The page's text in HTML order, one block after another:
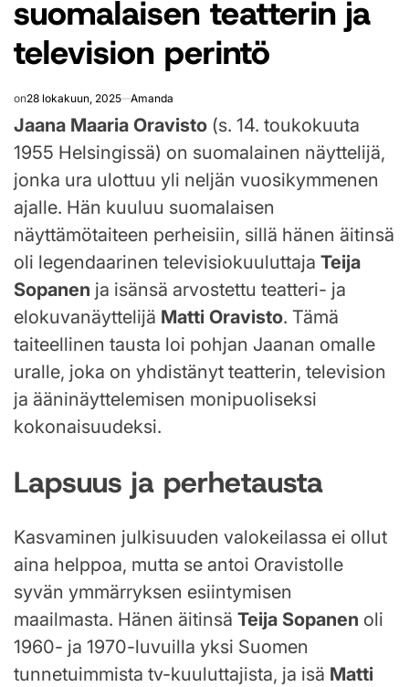
suomalaisen teatterin ja
television perintö
on28 lokakuun, 2025 Amanda
Jaana Maaria Oravisto (s. 14. toukokuuta
1955 Helsingissä) on suomalainen näyttelijä,
jonka ura ulottuu yli neljän vuosikymmenen
ajalle. Hän kuuluu suomalaisen
näyttämötaiteen perheisiin, sillä hänen äitinsä
oli legendaarinen televisiokuuluttaja Teija
Sopanen ja isänsä arvostettu teatteri- ja
elokuvanäyttelijä Matti Oravisto. Tämä
taiteellinen tausta loi pohjan Jaanan omalle
uralle, joka on yhdistänyt teatterin, television
ja ääninäyttelemisen monipuoliseksi
kokonaisuudeksi.
Lapsuus ja perhetausta
Kasvaminen julkisuuden valokeilassa ei ollut
aina helppoa, mutta se antoi Oravistolle
syvän ymmärryksen esiintymisen
maailmasta. Hänen äitinsä Teija Sopanen oli
1960- ja 1970-luvuilla yksi Suomen
tunnetuimmista tv-kuuluttajista, ja isä Matti